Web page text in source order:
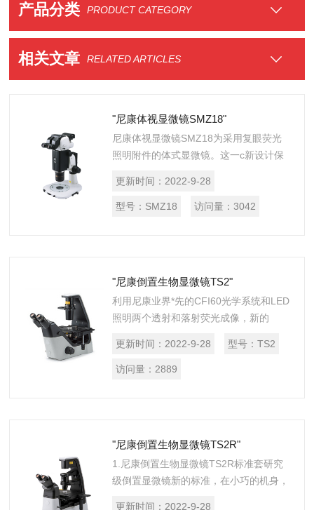
产品分类 PRODUCT CATEGORY
相关文章 RELATED ARTICLES
"尼康体视显微镜SMZ18"
尼康体视显微镜SMZ18为采用复眼荧光
照明附件的体式显微镜。这一c新设计保
获得均一明亮的大视野荧光图像，并且结
合优化的光路设计使SMZ18具有z...
更新时间： 2022-9-28
型号： SMZ18 访问量： 3042
"尼康倒置生物显微镜TS2"
利用尼康业界*先的CFI60光学系统和LED
照明两个透射和落射荧光成像，新的
像，实现更*效的培养观察和记录。此
外，新开发的对比观察方法，...
更新时间： 2022-9-28 型号： TS2
访问量： 2889
"尼康倒置生物显微镜TS2R"
1.尼康倒置生物显微镜TS2R标准套研究
级倒置显微镜新的标准，在小巧的机身，
更新时间： 2022-9-28